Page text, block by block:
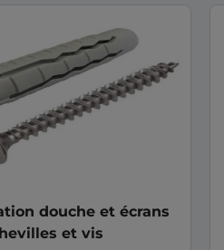
douche et écrans
et vis